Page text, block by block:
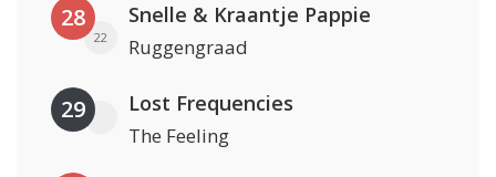
28
22
Snelle & Kraantje Pappie
Ruggengraad
29 Lost Frequencies
The Feeling